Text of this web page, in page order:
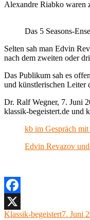
Alexandre Riabko waren
Das 5 Seasons-
Selten sah man Edvin
nach dem zweiten oder
Das Publikum sah es
und künstlerischen Leiter
Dr. Ralf Wegner, 7. Juni
klassik-begeistert.de und
kb im Gespräch
Edvin Revazov
Facebook
X
Autor
Klassik-begeistert7. Juni